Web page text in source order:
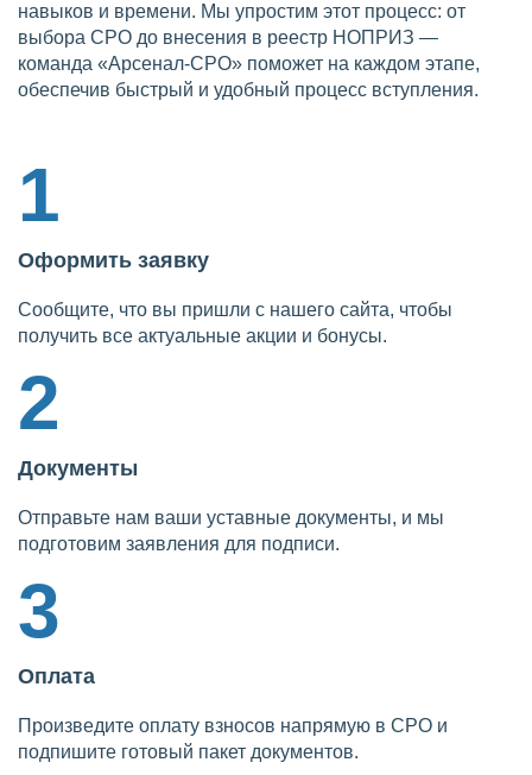
навыков и времени. Мы упростим этот процесс: от
выбора СРО до внесения в реестр НОПРИЗ —
команда «Арсенал-СРО» поможет на каждом этапе,
обеспечив быстрый и удобный процесс вступления.
1
Оформить заявку
Сообщите, что вы пришли с нашего сайта, чтобы
получить все актуальные акции и бонусы.
2
Документы
Отправьте нам ваши уставные документы, и мы
подготовим заявления для подписи.
3
Оплата
Произведите оплату взносов напрямую в СРО и
подпишите готовый пакет документов.